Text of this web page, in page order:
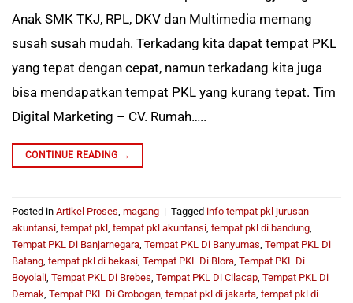
Anak SMK TKJ, RPL, DKV dan Multimedia memang
susah susah mudah. Terkadang kita dapat tempat PKL
yang tepat dengan cepat, namun terkadang kita juga
bisa mendapatkan tempat PKL yang kurang tepat. Tim
Digital Marketing – CV. Rumah…..
CONTINUE READING →
Posted in Artikel Proses magang | Tagged info tempat pkl jurusan
akuntansi tempat pkl tempat pkl akuntansi tempat pkl di bandung
Tempat PKL Di Banjarnegara Tempat PKL Di Banyumas Tempat PKL Di
Batang tempat pkl di bekasi Tempat PKL Di Blora Tempat PKL Di
Boyolali Tempat PKL Di Brebes Tempat PKL Di Cilacap Tempat PKL Di
Demak Tempat PKL Di Grobogan tempat pkl di jakarta tempat pkl di